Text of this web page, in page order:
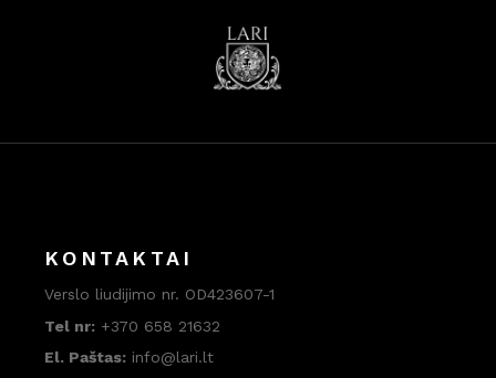
KONTAKTAI
Verslo liudijimo nr. OD423607-1
Tel nr: +370 658 21632
El. Paštas: info@lari.lt